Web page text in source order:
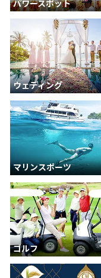
パワースポット
ウェディング
マリンスポーツ
ゴルフ